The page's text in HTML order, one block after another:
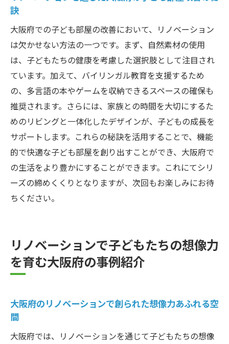
訣
大阪府での子ども部屋の改善において、リノベーション
は欠かせない方法の一つです。まず、自然素材の使用
は、子どもたちの健康を考慮した選択肢として注目され
ています。加えて、バイリンガル教育を支援するため
の、多言語の本やゲームを収納できるスペースの確保も
推奨されます。さらには、家族との時間を大切にするた
めのリビングと一体化したデザインが、子どもの成長を
サポートします。これらの秘訣を活用することで、機能
的で快適な子ども部屋を創り出すことができ、大阪府で
の生活をより豊かにすることができます。これにてシリ
ーズの締めくくりとなりますが、次回もお楽しみにお待
ちください。
リノベーションで子どもたちの想像力
を育む大阪府の事例紹介
大阪府のリノベーションで創られた想像力あふれる空
間
大阪府では、リノベーションを通じて子どもたちの想像